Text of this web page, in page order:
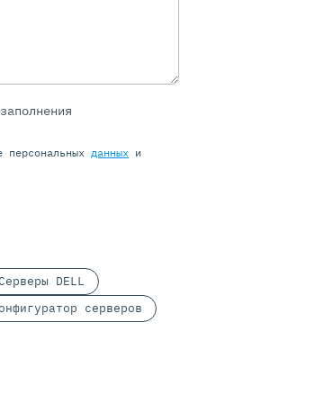
персональных данных и
Серверы DELL
серверов